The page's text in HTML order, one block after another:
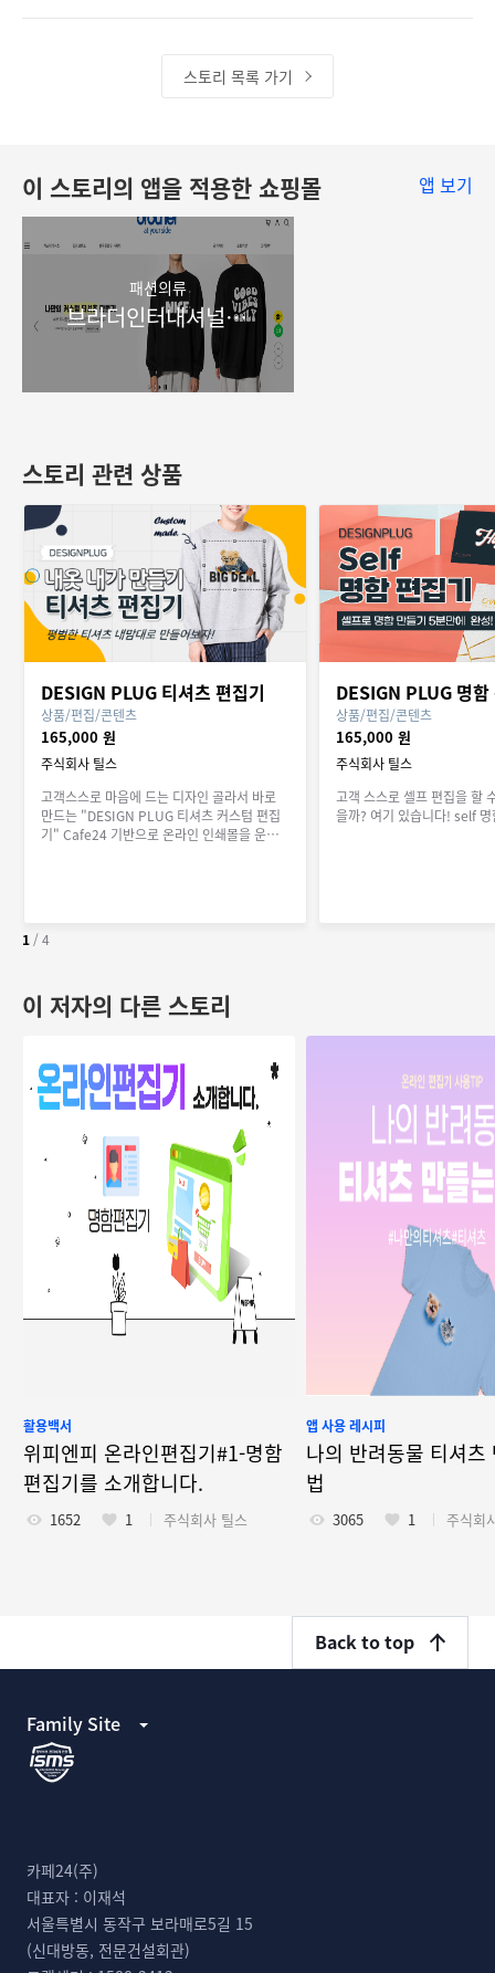
스토리 목록 가기
이 스토리의 앱을 적용한 쇼핑몰 앱 보기
패션의류
브라더인터내셔널 코리아
스토리 관련 상품
DESIGN PLUG 티셔츠 편집기
상품/편집/콘텐츠
165,000 원
주식회사 틸스
고객스스로 마음에 드는 디자인 골라서 바로
만드는 "DESIGN PLUG 티셔츠 커스텀 편집
기" Cafe24 기반으로 온라인 인쇄몰을 운영
DESIGN PLUG 명함
상품/편집/콘텐츠
165,000 원
주식회사 틸스
고객 스스로 셀프 편집을 할
을까? 여기 있습니다! self 명
1/4
이 저자의 다른 스토리
활용백서
위피엔피 온라인편집기#1-명함
편집기를 소개합니다.
1652 1 주식회사 틸스
앱 사용 레시피
나의 반려동물 티셔츠
법
3065 1 주식회
Family Site
Back to top
카페24(주)
대표자 : 이재석
서울특별시 동작구 보라매로5길 15
(신대방동, 전문건설회관)